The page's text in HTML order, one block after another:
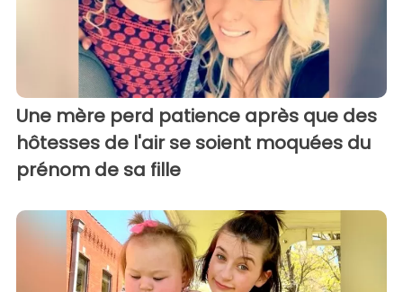
Une mère perd patience après que des
hôtesses de l'air se soient moquées du
prénom de sa fille